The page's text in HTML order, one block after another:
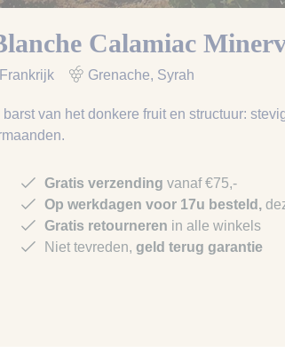
Calamiac
Grenache, Syrah
van het donkere fruit en structuur:
Gratis verzending vanaf €75,-
Op werkdagen voor 17u besteld,
Gratis retourneren in alle winkels
Niet tevreden, geld terug garantie